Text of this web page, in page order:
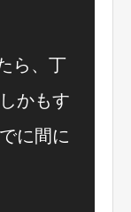
ら、丁
かもす
に間に